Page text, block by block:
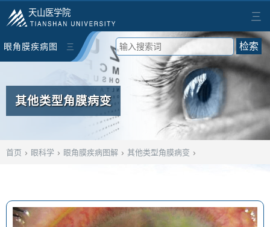
天山医学院 三
眼角膜疾病图 三 检索
其他类型角膜病变
首页 › 眼科学 › 眼角膜疾病图解 › 其他类型角膜病变 ›